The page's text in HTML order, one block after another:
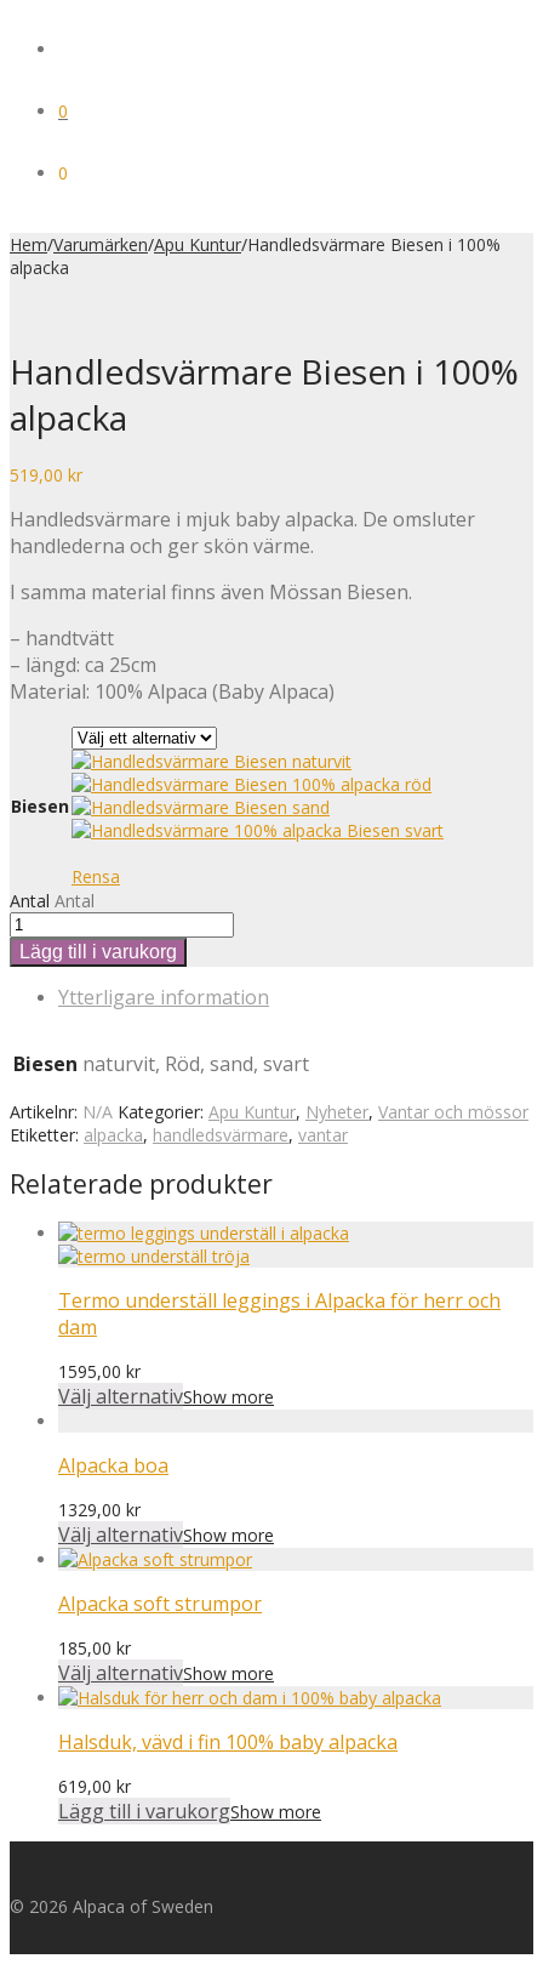
0
0
Hem/Varumärken/Apu Kuntur/Handledsvärmare Biesen i 100%
alpacka
Handledsvärmare Biesen i 100%
alpacka
519,00 kr
Handledsvärmare i mjuk baby alpacka. De omsluter
handlederna och ger skön värme.
I samma material finns även Mössan Biesen.
– handtvätt
– längd: ca 25cm
Material: 100% Alpaca (Baby Alpaca)
Biesen
Rensa
Antal Antal
Lägg till i varukorg
Ytterligare information
Biesen naturvit, Röd, sand, svart
Artikelnr: N/A Kategorier: Apu Kuntur, Nyheter, Vantar och mössor
Etiketter: alpacka, handledsvärmare, vantar
Relaterade produkter
Termo underställ leggings i Alpacka för herr och
dam
1595,00 kr
Välj alternativShow more
Alpacka boa
1329,00 kr
Välj alternativShow more
Alpacka soft strumpor
185,00 kr
Välj alternativShow more
Halsduk, vävd i fin 100% baby alpacka
619,00 kr
Lägg till i varukorgShow more
© 2026 Alpaca of Sweden